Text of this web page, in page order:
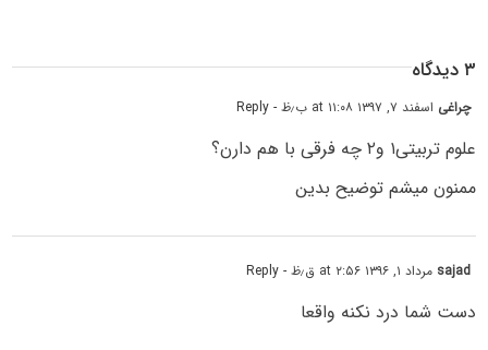
۳ دیدگاه
چراغی اسفند ۷, ۱۳۹۷ at ۱۱:۰۸ ب٫ظ - Reply
علوم تربیتی۱ و۲ چه فرقی با هم دارن؟
ممنون میشم توضیح بدین
sajad مرداد ۱, ۱۳۹۶ at ۲:۵۶ ق٫ظ - Reply
دست شما درد نکنه واقعا